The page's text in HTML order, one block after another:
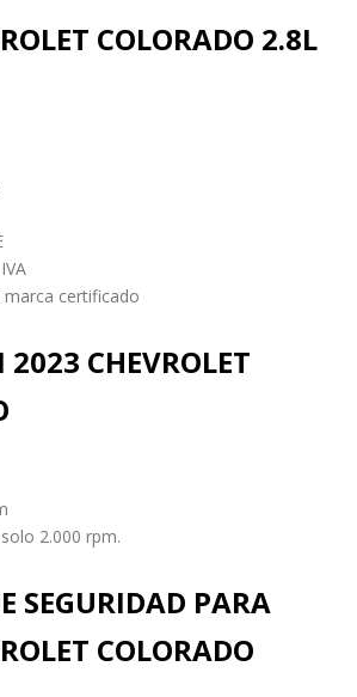
COLORADO 2.8L
certificado
2023 CHEVROLET
2.000 rpm.
SEGURIDAD PARA
COLORADO